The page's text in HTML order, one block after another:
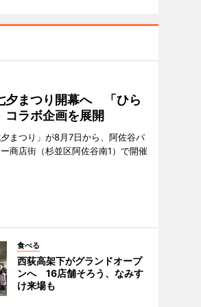
夕まつり開幕へ 「ひら
コラボ企画を展開
夕まつり」が8月7日から、阿佐谷パ
商店街（杉並区阿佐谷南1）で開催
食べる
西荻高架下がグランドオープ
ンへ 16店舗そろう、なみす
け来場も